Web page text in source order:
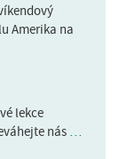
Amerika na
lekce
nás …